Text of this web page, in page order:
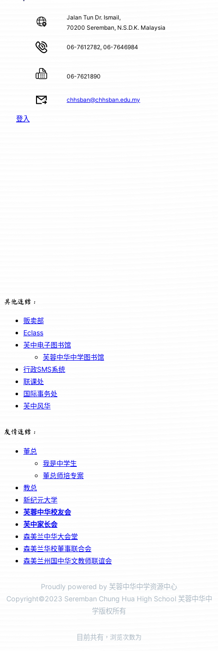
Jalan Tun Dr. Ismail,
70200 Seremban, N.S.D.K. Malaysia
06-7612782, 06-7646984
06-7621890
chhsban@chhsban.edu.my
登入
其他连结：
贩卖部
Eclass
芙中电子图书馆
芙蓉中华中学图书馆
行政SMS系统
联课处
国际事务处
芙中风华
友情连结：
董总
我是中学生
董总师培专案
教总
新纪元大学
芙蓉中华校友会
芙中家长会
森美兰中华大会堂
森美兰华校董事联合会
森美兰州国中华文教师联谊会
Proudly powered by 芙蓉中华中学资源中心
Copyright©2023 Seremban Chung Hua High School 芙蓉中华中
学版权所有
目前共有 ，浏览次数为